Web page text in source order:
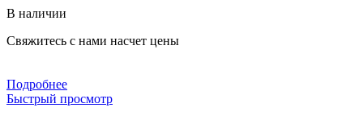
В наличии
Свяжитесь с нами насчет цены
Подробнее
Быстрый просмотр